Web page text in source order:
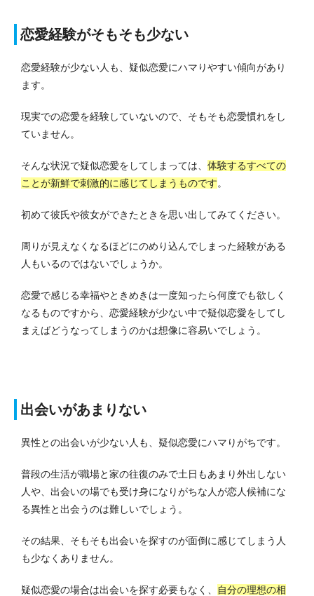
恋愛経験がそもそも少ない
恋愛経験が少ない人も、疑似恋愛にハマりやすい傾向があり
ます。
現実での恋愛を経験していないので、そもそも恋愛慣れをし
ていません。
そんな状況で疑似恋愛をしてしまっては、 体験するすべての
ことが新鮮で刺激的に感じてしまうものです。
初めて彼氏や彼女ができたときを思い出してみてください。
周りが見えなくなるほどにのめり込んでしまった経験がある
人もいるのではないでしょうか。
恋愛で感じる幸福やときめきは一度知ったら何度でも欲しく
なるものですから、恋愛経験が少ない中で疑似恋愛をしてし
まえばどうなってしまうのかは想像に容易いでしょう。
出会いがあまりない
異性との出会いが少ない人も、疑似恋愛にハマりがちです。
普段の生活が職場と家の往復のみで土日もあまり外出しない
人や、出会いの場でも受け身になりがちな人が恋人候補にな
る異性と出会うのは難しいでしょう。
その結果、そもそも出会いを探すのが面倒に感じてしまう人
も少なくありません。
疑似恋愛の場合は出会いを探す必要もなく、 自分の理想の相